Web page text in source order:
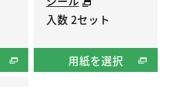
入数 2セット
用紙を選択